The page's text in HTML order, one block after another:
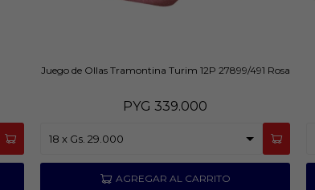
Juego de Ollas Tramontina Turim 12P 27899/491 Rosa
PYG 339.000